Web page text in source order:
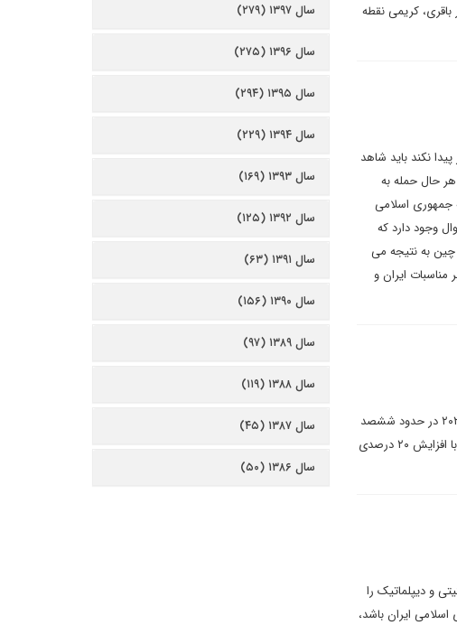
باقری، کریمی نقطه
نکند باید شاهد
هر حال حمله به
جمهوری اسلامی
وجود دارد که
چین به نتیجه می
ایران و
علی بمان اقبالی زارچ در یادداشتی برای دیپلماسی ایرانی می نویسد: یک صد شرکت تولید اسلحه در سال ۲۰۲۱ در حدود ششصد
میلیارد دلار اسلحه فروختند که اکثریت این شرکت ها آمریکایی هستند و با توجه به بحران اوکراین در ۲۰۲۲ با افزایش ۲۰ درصدی
و دیپلماتیک را
ایران باشد،
سال ۱۳۹۷ (۲۷۹)
سال ۱۳۹۶ (۲۷۵)
سال ۱۳۹۵ (۲۹۴)
سال ۱۳۹۴ (۲۲۹)
سال ۱۳۹۳ (۱۶۹)
سال ۱۳۹۲ (۱۲۵)
سال ۱۳۹۱ (۶۳)
سال ۱۳۹۰ (۱۵۶)
سال ۱۳۸۹ (۹۷)
سال ۱۳۸۸ (۱۱۹)
سال ۱۳۸۷ (۴۵)
سال ۱۳۸۶ (۵۰)